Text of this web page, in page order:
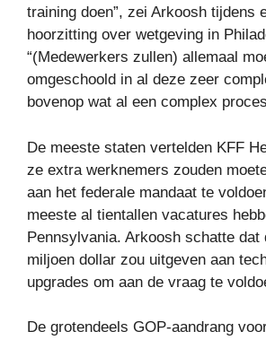
training doen”, zei Arkoosh tijdens
hoorzitting over wetgeving in
“(Medewerkers zullen) allemaal
omgeschoold in al deze zeer
bovenop wat al een complex
De meeste staten vertelden KFF
ze extra werknemers zouden
aan het federale mandaat te
meeste al tientallen vacatures
Pennsylvania. Arkoosh schatte dat
miljoen dollar zou uitgeven aan
upgrades om aan de vraag te
De grotendeels GOP-aandrang